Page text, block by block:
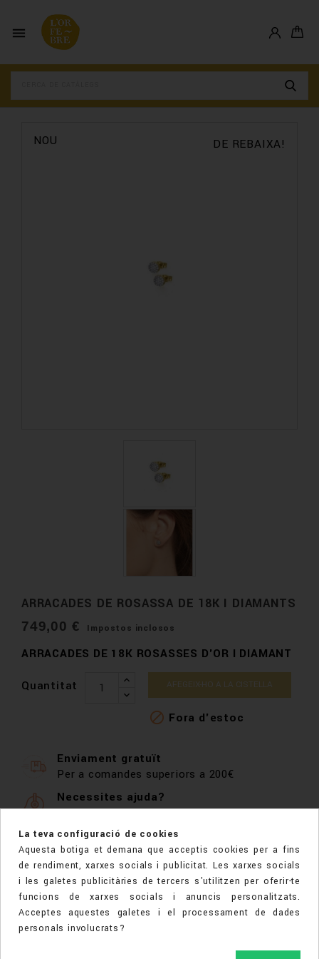

DE REBAIXA!
NOU
ARRACADES DE ROSASSA DE 18K I DIAMANTS
749,00 € Impostos inclosos
ARRACADES DE 18K ROSASSES D'OR I DIAMANT
Quantitat AFEGEIX-HO A LA CISTELLA
 Fora d'estoc
Enviament gratuït
Per a comandes superiors a 200€
Necessites ajuda?
Contacta amb nosaltres per WhatsApp,
correu electrònic o telèfon
Sorpresa amb una joia
Artesans de joieria per oferir-te la millor
qualitat al millor preu
La teva configuració de cookies
Aquesta botiga et demana que acceptis cookies per a fins
de rendiment, xarxes socials i publicitat. Les xarxes socials
i les galetes publicitàries de tercers s'utilitzen per oferir-te
funcions de xarxes socials i anuncis personalitzats.
Acceptes aquestes galetes i el processament de dades
personals involucrats?